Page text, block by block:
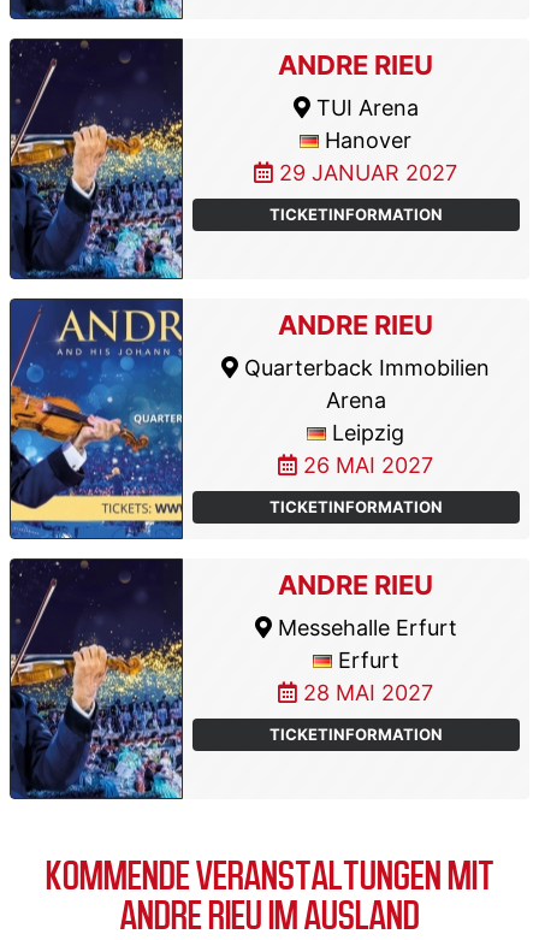
ANDRE RIEU
TUI Arena
Hanover
29 JANUAR 2027
TICKETINFORMATION
ANDRE RIEU
Quarterback Immobilien
Arena
Leipzig
26 MAI 2027
TICKETINFORMATION
ANDRE RIEU
Messehalle Erfurt
Erfurt
28 MAI 2027
TICKETINFORMATION
KOMMENDE VERANSTALTUNGEN MIT
ANDRE RIEU IM AUSLAND